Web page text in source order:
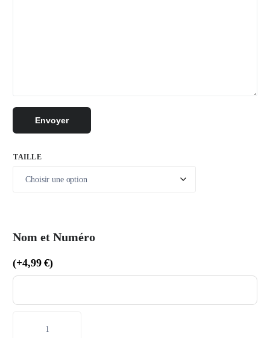
Envoyer
TAILLE
Nom et Numéro
(+4,99€)